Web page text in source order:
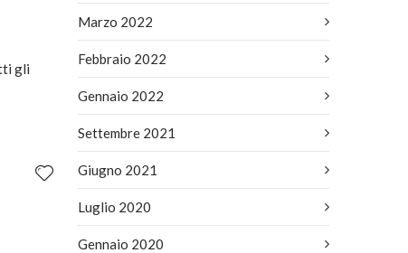
gli
Marzo 2022
Febbraio 2022
Gennaio 2022
Settembre 2021
Giugno 2021
Luglio 2020
Gennaio 2020